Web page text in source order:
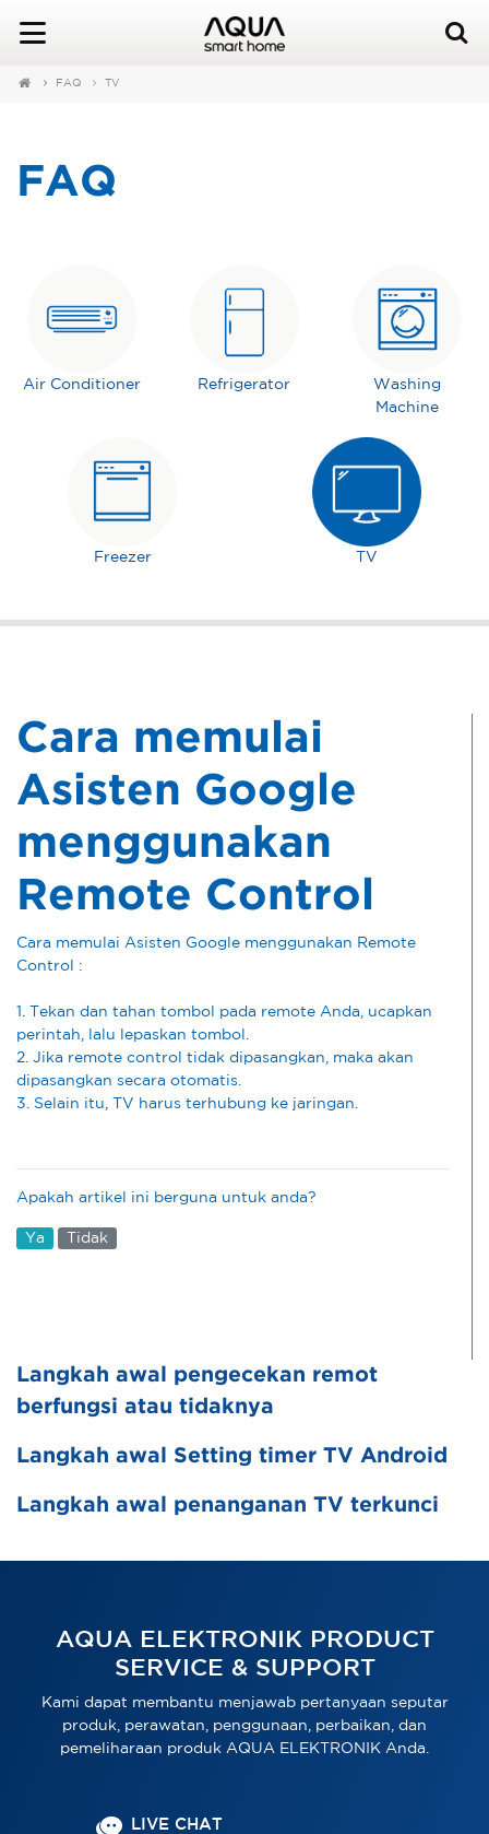
FAQ TV
FAQ
Air Conditioner Refrigerator
Washing
Machine
Freezer TV
Cara memulai
Asisten Google
menggunakan
Remote Control
Cara memulai Asisten Google menggunakan Remote
Control :
1. Tekan dan tahan tombol pada remote Anda, ucapkan
perintah, lalu lepaskan tombol.
2. Jika remote control tidak dipasangkan, maka akan
dipasangkan secara otomatis.
3. Selain itu, TV harus terhubung ke jaringan.
Apakah artikel ini berguna untuk anda?
Ya Tidak
Langkah awal pengecekan remot
berfungsi atau tidaknya
Langkah awal Setting timer TV Android
Langkah awal penanganan TV terkunci
AQUA ELEKTRONIK PRODUCT
SERVICE & SUPPORT
Kami dapat membantu menjawab pertanyaan seputar
produk, perawatan, penggunaan, perbaikan, dan
pemeliharaan produk AQUA ELEKTRONIK Anda.
LIVE CHAT